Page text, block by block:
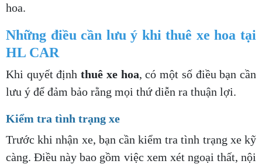
hoa.
Những điều cần lưu ý khi thuê xe hoa tại
HL CAR
Khi quyết địnhthuê xe hoa, có một số điều bạn cần
lưu ý để đảm bảo rằng mọi thứ diễn ra thuận lợi.
Kiểm tra tình trạng xe
Trước khi nhận xe, bạn cần kiểm tra tình trạng xe kỹ
càng. Điều này bao gồm việc xem xét ngoại thất, nội